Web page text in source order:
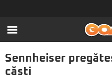
Sennheiser
căşti